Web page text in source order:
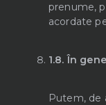
prenume,
acordate
1.8. În
Putem, de